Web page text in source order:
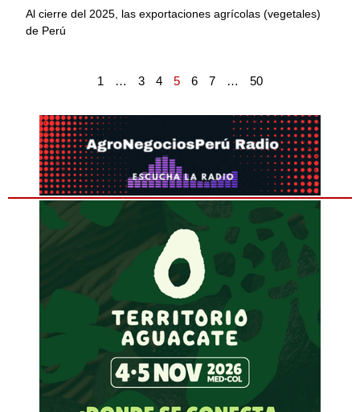
Al cierre del 2025, las exportaciones agrícolas (vegetales)
de Perú
1 … 3 4 5 6 7 … 50